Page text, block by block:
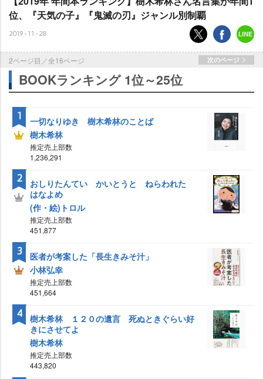
位、『天気の子』『鬼滅の刃』ジャンル別制覇
2019-11-28
2ページ目／全16ページ 次のページ
BOOKランキング 1位～25位
一切なりゆき 樹木希林のことば
樹木希林
推定売上部数
1,236,291
1
おしりたんてい かいとうと ねらわれた
はなよめ
(作・絵)トロル
推定売上部数
451,877
2
医者が考案した「長生きみそ汁」
小林弘幸
推定売上部数
451,664
3
樹木希林 １２０の遺言 死ぬときぐらい好
きにさせてよ
樹木希林
推定売上部数
443,820
4